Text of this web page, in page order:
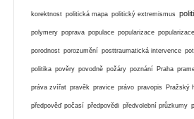
korektnost politická mapa politický extremismus
polymery poprava populace popularizace
porodnost porozumění posttraumatická intervence
politika pověry povodně požáry poznání Praha
práva zvířat pravěk pravice právo pravopis Pražský
předpověď počasí předpovědi předvolební průzkumy